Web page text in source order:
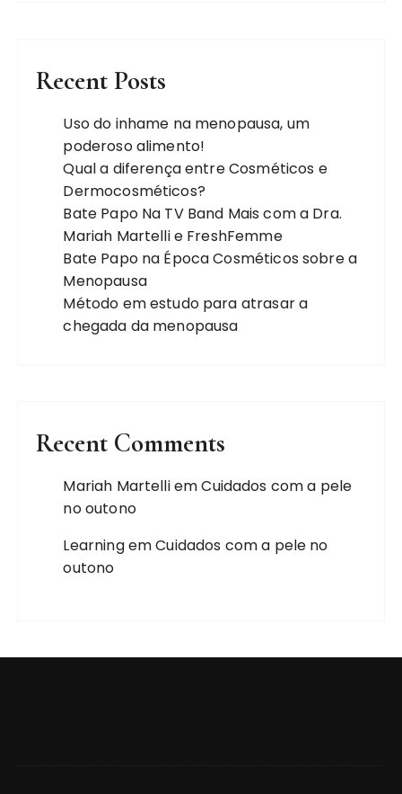
Recent Posts
Uso do inhame na menopausa, um
poderoso alimento!
Qual a diferença entre Cosméticos e
Dermocosméticos?
Bate Papo Na TV Band Mais com a Dra.
Mariah Martelli e FreshFemme
Bate Papo na Época Cosméticos sobre a
Menopausa
Método em estudo para atrasar a
chegada da menopausa
Recent Comments
Mariah MartelliemCuidados com a pele
no outono
LearningemCuidados com a pele no
outono